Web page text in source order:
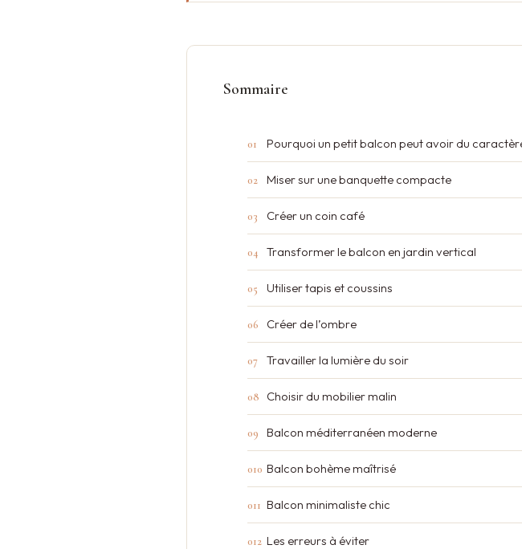
Sommaire
Pourquoi un petit balcon peut avoir du
Miser sur une banquette compacte
Créer un coin café
Transformer le balcon en jardin vertical
Utiliser tapis et coussins
Créer de l’ombre
Travailler la lumière du soir
Choisir du mobilier malin
Balcon méditerranéen moderne
Balcon bohème maîtrisé
Balcon minimaliste chic
Les erreurs à éviter